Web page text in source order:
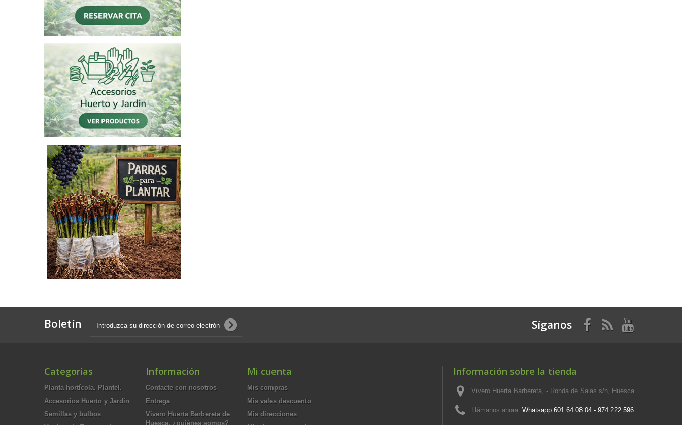
Boletín Síganos
Categorías
Planta hortícola. Plantel.
Accesorios Huerto y Jardín
Semillas y bulbos
Información
Contacte con nosotros
Entrega
Vivero Huerta Barbereta de
Huesca, ¿quiénes somos?
Mi cuenta
Mis compras
Mis vales descuento
Mis direcciones
Información sobre la tienda
Vivero Huerta Barbereta, - Ronda de Salas s/n, Huesca
Llámanos ahora: Whatsapp 601 64 08 04 - 974 222 596